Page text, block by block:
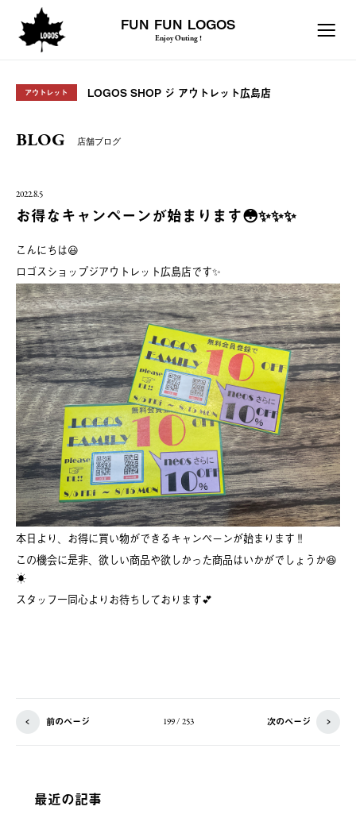
FUN FUN LOGOS
Enjoy Outing !
アウトレット LOGOS SHOP ジ アウトレット広島店
BLOG 店舗ブログ
2022.8.5
お得なキャンペーンが始まります😳✨✨✨
こんにちは😃
ロゴスショップジアウトレット広島店です✨
本日より、お得に買い物ができるキャンペーンが始まります‼️
この機会に是非、欲しい商品や欲しかった商品はいかがでしょうか😆
☀️
スタッフ一同心よりお待ちしております💕
前のページ 199 / 253 次のページ
最近の記事